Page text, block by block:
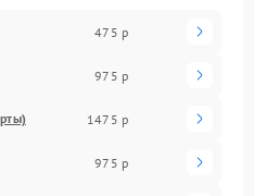
475 р
975 р
1475 р
975 р